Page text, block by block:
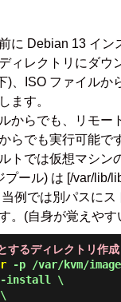
に Debian 13 イン
ィレクトリにダウ
)、ISO ファイルか
ます。
からでも、リモー
らでも実行可能で
トでは仮想マシン
プール) は [/var/lib/
例では別パスにス
。(自身が覚えやす
するディレクトリ作成
-p /var/kvm/
install \
\